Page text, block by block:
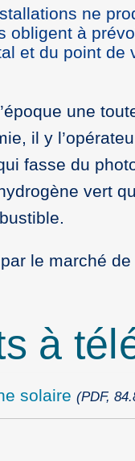
ne
obligent à
et du point
une
il y
fasse du
vert
le marché
à
solaire (PDF,